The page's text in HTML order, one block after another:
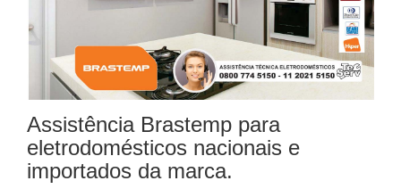
Assistência Brastemp para
eletrodomésticos nacionais e
importados da marca.